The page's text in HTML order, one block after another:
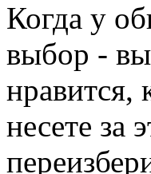
Когда у
выбор -
нравится,
несете за